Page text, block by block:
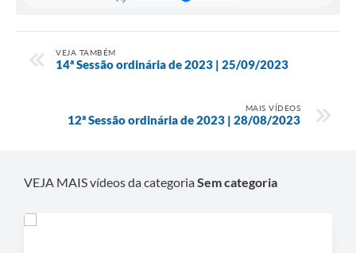
VEJA TAMBÉM
14ª Sessão ordinária de 2023 | 25/09/2023
MAIS VÍDEOS
12ª Sessão ordinária de 2023 | 28/08/2023
VEJA MAIS vídeos da categoriaSem categoria